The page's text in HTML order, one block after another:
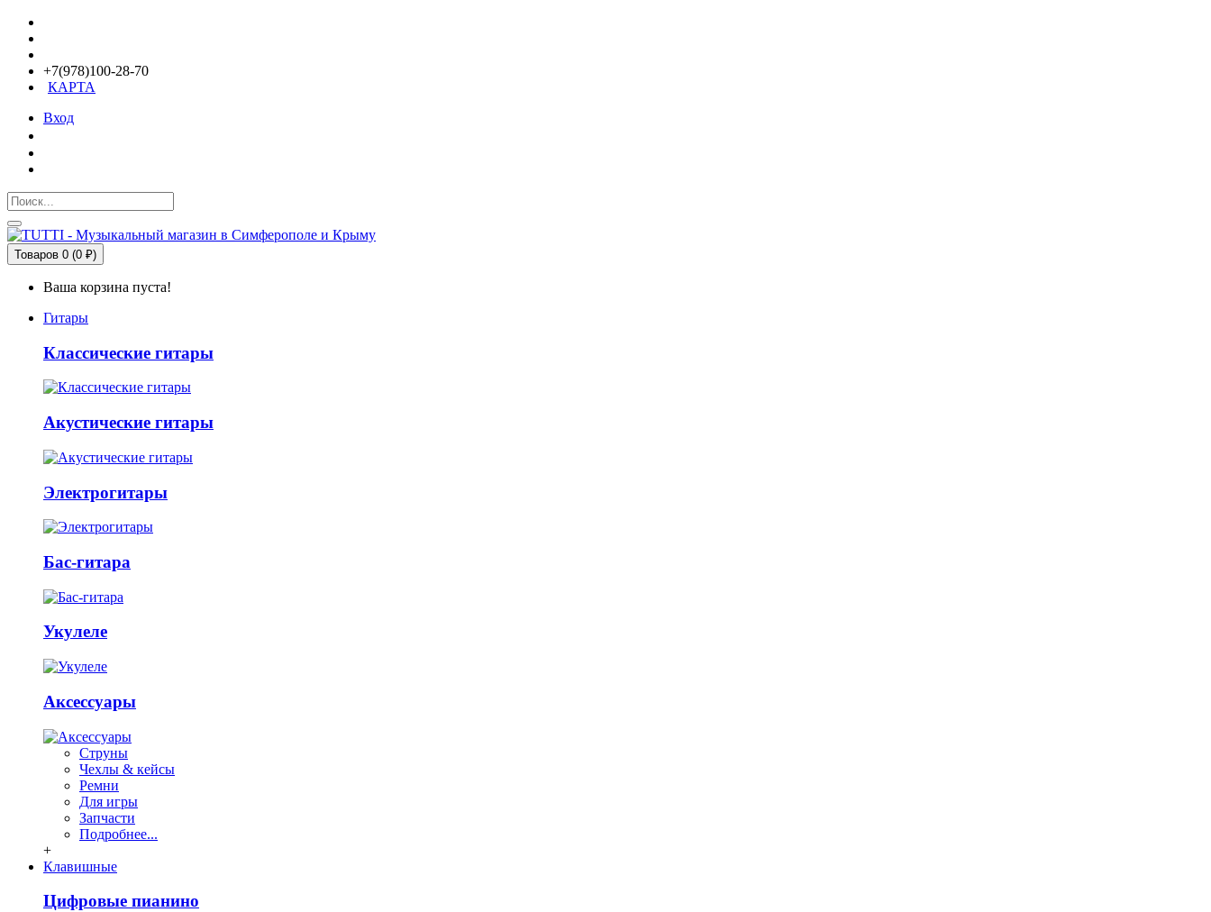
+7(978)100-28-70
КАРТА
Вход
Товаров 0 (0 ₽)
Ваша корзина пуста!
Гитары
Классические гитары
Акустические гитары
Электрогитары
Бас-гитара
Укулеле
Аксессуары
Струны
Чехлы & кейсы
Ремни
Для игры
Запчасти
Подробнее...
+
Клавишные
Цифровые пианино